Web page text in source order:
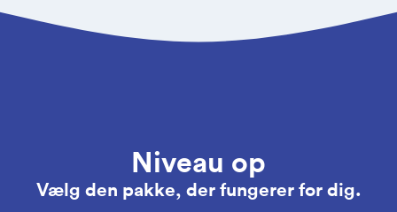
Niveau op
Vælg den pakke, der fungerer for dig.